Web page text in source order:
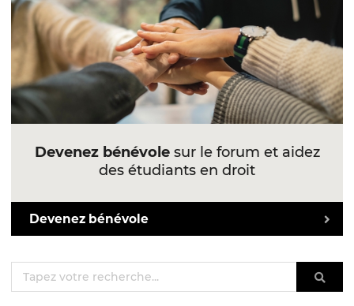
Devenez bénévolesur le forum et aidez
des étudiants en droit
Devenez bénévole